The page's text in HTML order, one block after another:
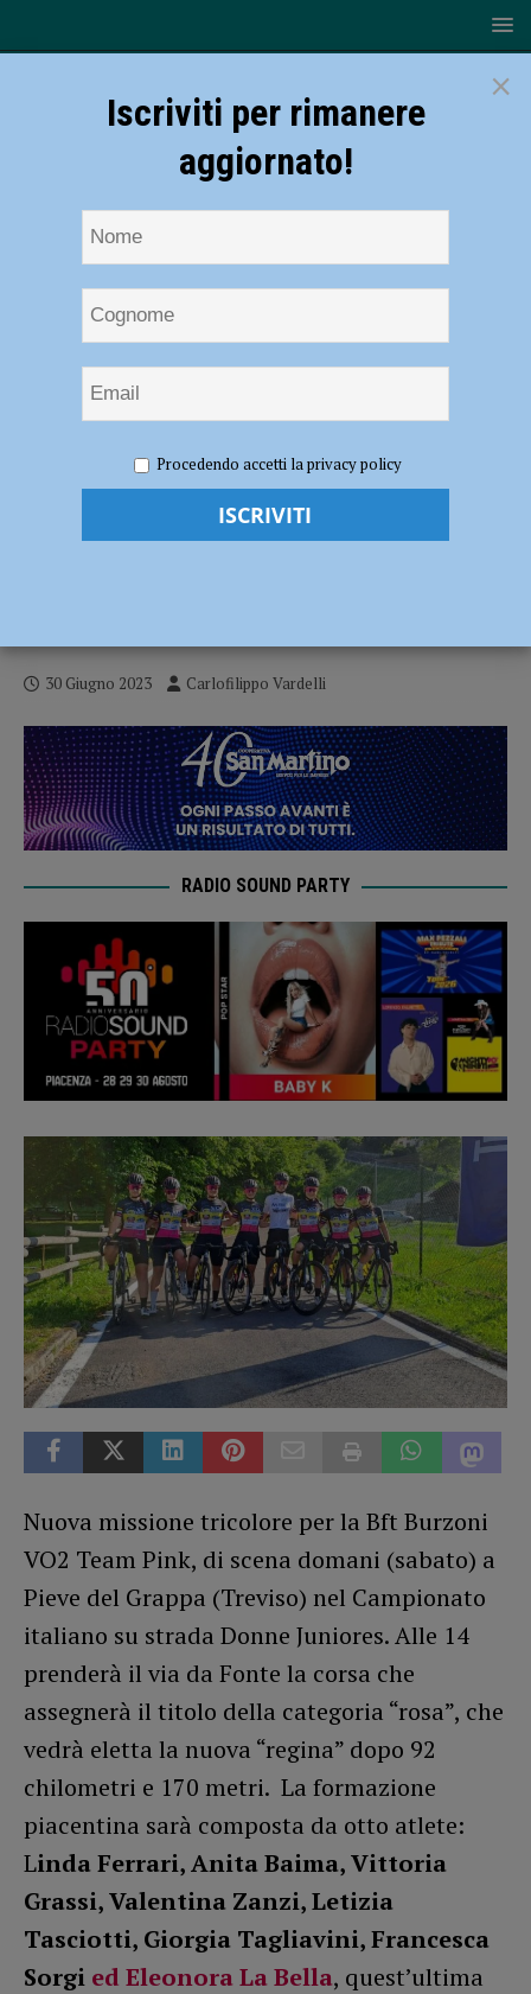
– Domani sfida tricolore per la Bft Burzoni VO2 Team Pink:
Campionato italiani Donne Juniores
Ciclismo – Domani sfida tricolore per la
30 Giugno 2023 Carlofilippo Vardelli
RADIO SOUND PARTY
Nuova missione tricolore per la Bft Burzoni
VO2 Team Pink, di scena domani (sabato) a
Pieve del Grappa (Treviso) nel Campionato
italiano su strada Donne Juniores. Alle 14
prenderà il via da Fonte la corsa che
assegnerà il titolo della categoria “rosa”, che
vedrà eletta la nuova “regina” dopo 92
chilometri e 170 metri. La formazione
piacentina sarà composta da otto atlete:
Linda Ferrari, Anita Baima, Vittoria
Grassi, Valentina Zanzi, Letizia
Tasciotti, Giorgia Tagliavini, Francesca
Sorgi ed Eleonora La Bella, quest’ultima
×
Iscriviti per rimanere
aggiornato!
Procedendo accetti la privacy policy